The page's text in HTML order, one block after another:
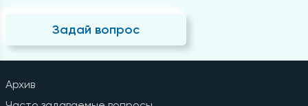
Задай вопрос
Архив